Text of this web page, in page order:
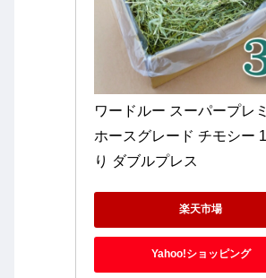
ワードルー スーパープレ
ホースグレード チモシー
り ダブルプレス
楽天市場
Yahoo!ショッピング